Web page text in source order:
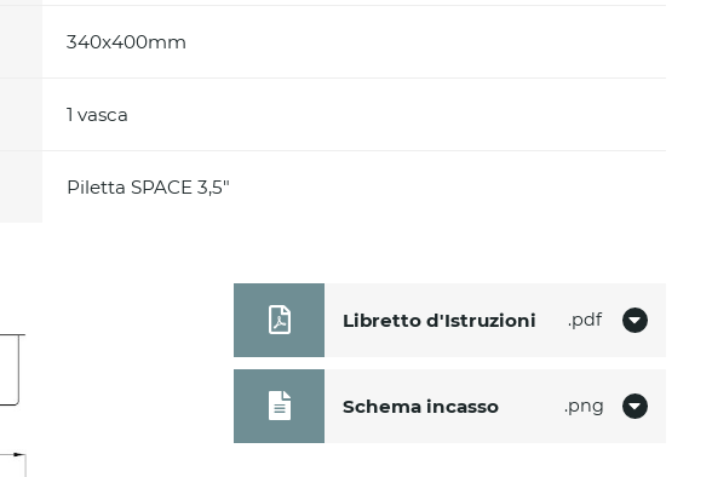
Libretto d'Istruzioni pdf
Schema incasso png
340x400mm
1 vasca
Piletta SPACE 3,5"